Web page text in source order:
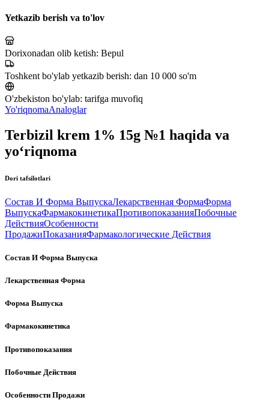
Yetkazib berish va to'lov
Dorixonadan olib ketish: Bepul
Toshkent bo'ylab yetkazib berish: dan 10 000 so'm
O'zbekiston bo'ylab: tarifga muvofiq
Yo'riqnomaAnaloglar
Terbizil krem 1% 15g №1 haqida va
yo‘riqnoma
Dori tafsilotlari
Состав И Форма ВыпускаЛекарственная ФормаФорма
ВыпускаФармакокинетикаПротивопоказанияПобочные
ДействияОсобенности
ПродажиПоказанияФармакологические Действия
Состав И Форма Выпуска
Лекарственная Форма
Форма Выпуска
Фармакокинетика
Противопоказания
Побочные Действия
Особенности Продажи